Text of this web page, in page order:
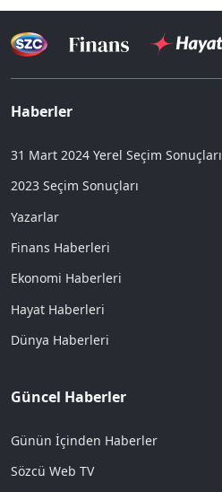
Haberler
31 Mart 2024 Yerel Seçim Sonuçları
2023 Seçim Sonuçları
Yazarlar
Finans Haberleri
Ekonomi Haberleri
Hayat Haberleri
Dünya Haberleri
Güncel Haberler
Günün İçinden Haberler
Sözcü Web TV